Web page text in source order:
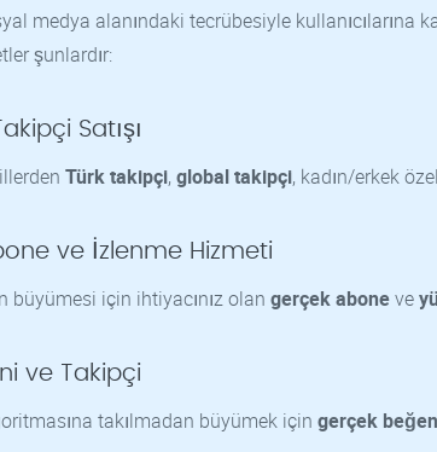
medya alanındaki tecrübesiyle
şunlardır:
Satışı
Türk takipçi, global takipçi, kadın/erkek
ve İzlenme Hizmeti
büyümesi için ihtiyacınız olan gerçek aboneve
ve Takipçi
takılmadan büyümek için gerçek